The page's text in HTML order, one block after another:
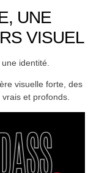
UNE
VISUEL
identité.
visuelle forte, des
et profonds.